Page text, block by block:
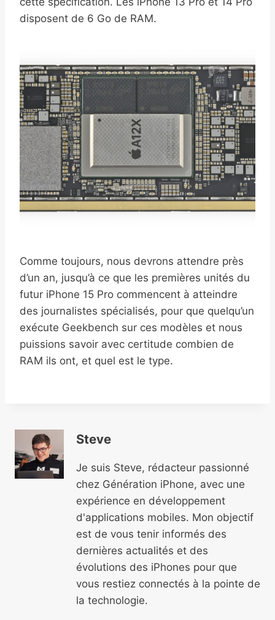
disposent de 6 Go de RAM.
Comme toujours, nous devrons attendre près
d’un an, jusqu’à ce que les premières unités du
futur iPhone 15 Pro commencent à atteindre
des journalistes spécialisés, pour que quelqu’un
exécute Geekbench sur ces modèles et nous
puissions savoir avec certitude combien de
RAM ils ont, et quel est le type.
Steve
Je suis Steve, rédacteur passionné
chez Génération iPhone, avec une
expérience en développement
d'applications mobiles. Mon objectif
est de vous tenir informés des
dernières actualités et des
évolutions des iPhones pour que
vous restiez connectés à la pointe de
la technologie.